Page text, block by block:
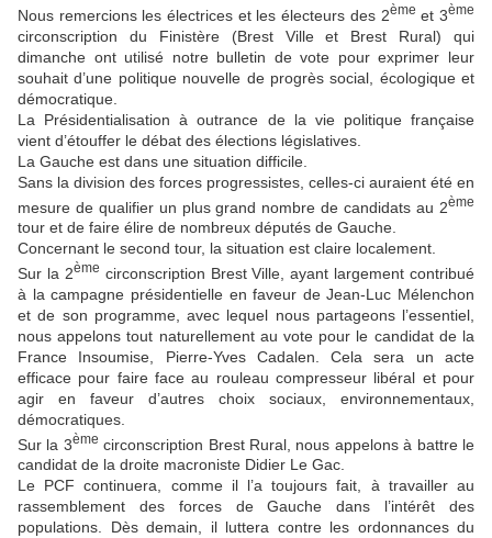
Nous remercions les électrices et les électeurs des 2ème et 3ème
circonscription du Finistère (Brest Ville et Brest Rural) qui
dimanche ont utilisé notre bulletin de vote pour exprimer leur
souhait d’une politique nouvelle de progrès social, écologique et
démocratique.
La Présidentialisation à outrance de la vie politique française
vient d’étouffer le débat des élections législatives.
La Gauche est dans une situation difficile.
Sans la division des forces progressistes, celles-ci auraient été en
mesure de qualifier un plus grand nombre de candidats au 2ème
tour et de faire élire de nombreux députés de Gauche.
Concernant le second tour, la situation est claire localement.
Sur la 2ème circonscription Brest Ville, ayant largement contribué
à la campagne présidentielle en faveur de Jean-Luc Mélenchon
et de son programme, avec lequel nous partageons l’essentiel,
nous appelons tout naturellement au vote pour le candidat de la
France Insoumise, Pierre-Yves Cadalen. Cela sera un acte
efficace pour faire face au rouleau compresseur libéral et pour
agir en faveur d’autres choix sociaux, environnementaux,
démocratiques.
Sur la 3ème circonscription Brest Rural, nous appelons à battre le
candidat de la droite macroniste Didier Le Gac.
Le PCF continuera, comme il l’a toujours fait, à travailler au
rassemblement des forces de Gauche dans l’intérêt des
populations. Dès demain, il luttera contre les ordonnances du